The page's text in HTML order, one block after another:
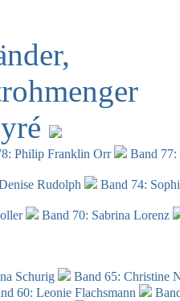
Philip Franklin Orr
Band
Rudolph
Band 74:
Band 70: Sabrina Lorenz
Schurig
Band 65: Christine
60: Leonie Flachsmann